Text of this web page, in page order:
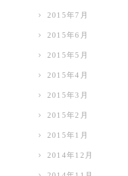
2015年7月
2015年6月
2015年5月
2015年4月
2015年3月
2015年2月
2015年1月
2014年12月